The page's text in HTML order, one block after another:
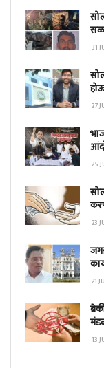
31
27
25
23
21
13